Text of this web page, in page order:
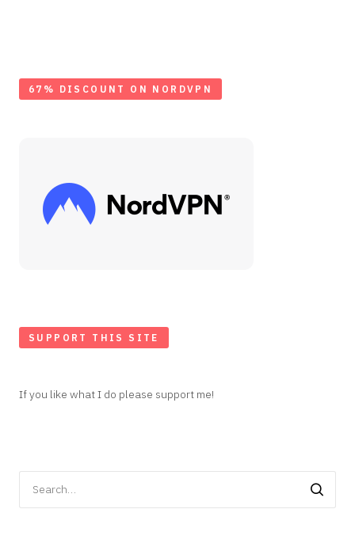
67% DISCOUNT ON NORDVPN
SUPPORT THIS SITE
If you like what I do please support me!
for: